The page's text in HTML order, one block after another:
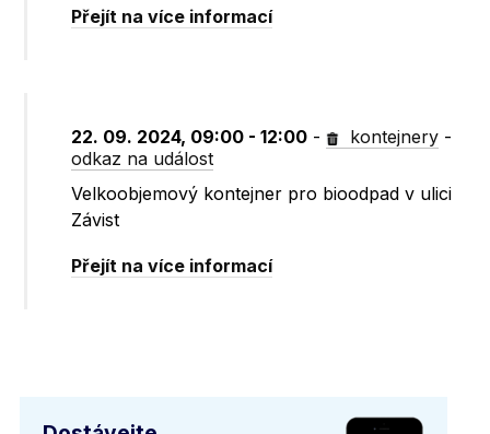
Přejít na více informací
22. 09. 2024, 09:00 - 12:00 - kontejnery -
odkaz na událost
Velkoobjemový kontejner pro bioodpad v ulici
Závist
Přejít na více informací